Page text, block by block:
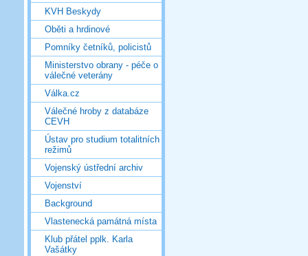
KVH Beskydy
Oběti a hrdinové
Pomníky četníků, policistů
Ministerstvo obrany - péče o
válečné veterány
Válka.cz
Válečné hroby z databáze
CEVH
Ústav pro studium totalitních
režimů
Vojenský ústřední archiv
Vojenství
Background
Vlastenecká památná místa
Klub přátel pplk. Karla
Vašátky